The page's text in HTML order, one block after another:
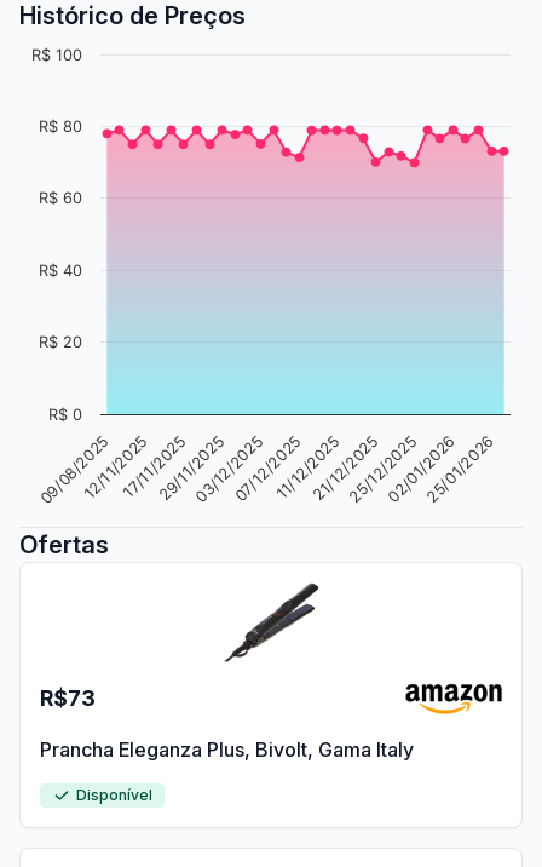
Histórico de Preços
09/08/202512/11/202517/11/202529/11/202503/12/202507/12/202511/12/202521/12/202525/12/202502/01/202625/01/2026
R$ 0
R$ 20
R$ 40
R$ 60
R$ 80
R$ 100
Ofertas
R$73
Prancha Eleganza Plus, Bivolt, Gama Italy
Disponível